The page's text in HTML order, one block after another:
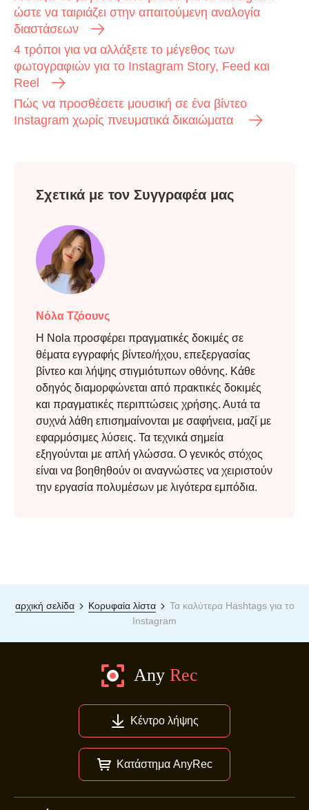
ώστε να ταιριάζει στην απαιτούμενη αναλογία
διαστάσεων
4 τρόποι για να αλλάξετε το μέγεθος των
φωτογραφιών για το Instagram Story, Feed και
Reel
Πώς να προσθέσετε μουσική σε ένα βίντεο
Instagram χωρίς πνευματικά δικαιώματα
Σχετικά με τον Συγγραφέα μας
Νόλα Τζόουνς
Η Nola προσφέρει πραγματικές δοκιμές σε
θέματα εγγραφής βίντεο/ήχου, επεξεργασίας
βίντεο και λήψης στιγμιότυπων οθόνης. Κάθε
οδηγός διαμορφώνεται από πρακτικές δοκιμές
και πραγματικές περιπτώσεις χρήσης. Αυτά τα
συχνά λάθη επισημαίνονται με σαφήνεια, μαζί με
εφαρμόσιμες λύσεις. Τα τεχνικά σημεία
εξηγούνται με απλή γλώσσα. Ο γενικός στόχος
είναι να βοηθηθούν οι αναγνώστες να χειριστούν
την εργασία πολυμέσων με λιγότερα εμπόδια.
αρχική σελίδα Κορυφαία λίστα
Τα καλύτερα Hashtags για το
Instagram
Κέντρο λήψης
Κατάστημα AnyRec